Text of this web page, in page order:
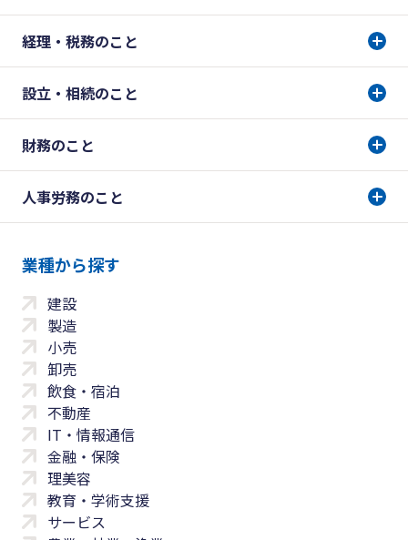
経理・税務のこと
設立・相続のこと
財務のこと
人事労務のこと
業種から探す
建設
製造
小売
卸売
飲食・宿泊
不動産
IT・情報通信
金融・保険
理美容
教育・学術支援
サービス